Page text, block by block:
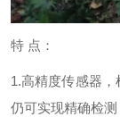
特 点：
1.高精度传感器
仍可实现精确检测